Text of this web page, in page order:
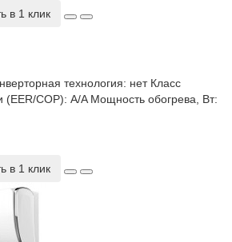
в 1 клик
технология: нетКласс
(EER/COP): A/AМощность обогрева, Вт:
в 1 клик